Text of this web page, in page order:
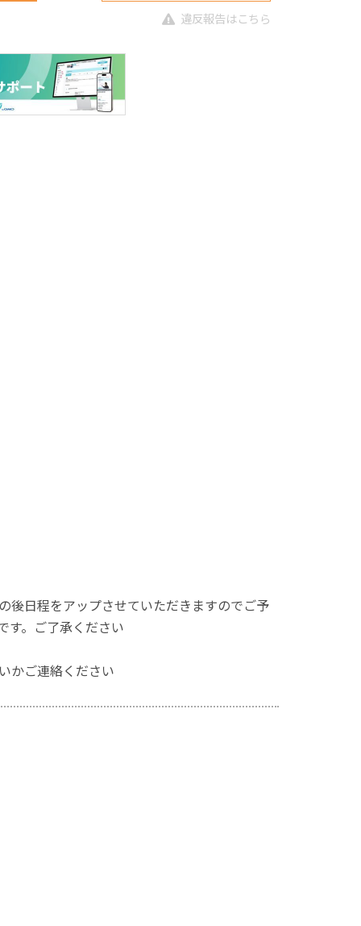
違反報告はこちら
日程をアップさせていただきますのでご予
す。ご了承ください
かご連絡ください